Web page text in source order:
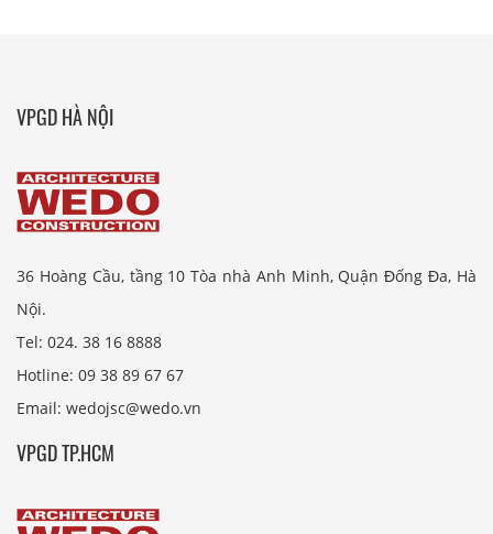
VPGD HÀ NỘI
36 Hoàng Cầu, tầng 10 Tòa nhà Anh Minh, Quận Đống Đa, Hà
Nội.
Tel: 024. 38 16 8888
Hotline: 09 38 89 67 67
Email: wedojsc@wedo.vn
VPGD TP.HCM